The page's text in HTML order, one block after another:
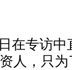
在专访中
人，只